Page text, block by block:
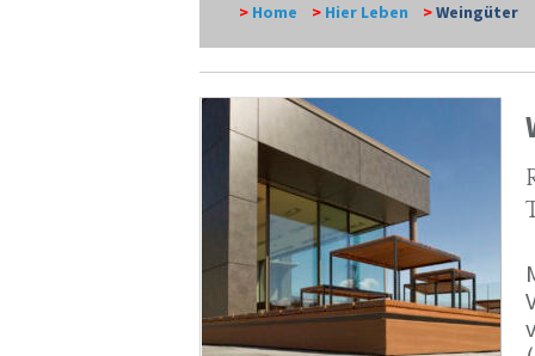
> Home > Hier Leben >Weingüter